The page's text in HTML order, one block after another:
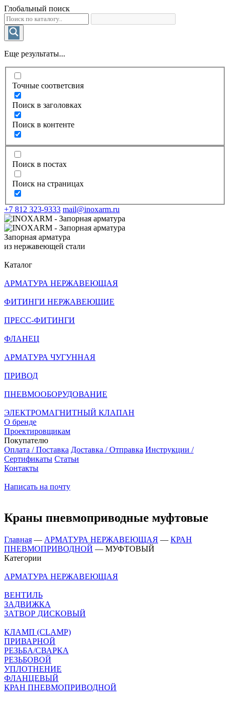
Глобальный поиск
Еще результаты...
Точные соответсвия
Поиск в заголовках
Поиск в контенте
Поиск в постах
Поиск на страницах
+7 812 323-9333 mail@inoxarm.ru
Запорная арматура
из нержавеющей стали
Каталог
АРМАТУРА НЕРЖАВЕЮЩАЯ
ФИТИНГИ НЕРЖАВЕЮЩИЕ
ПРЕСС-ФИТИНГИ
ФЛАНЕЦ
АРМАТУРА ЧУГУННАЯ
ПРИВОД
ПНЕВМООБОРУДОВАНИЕ
ЭЛЕКТРОМАГНИТНЫЙ КЛАПАН
О бренде
Проектировщикам
Покупателю
Оплата / Поставка Доставка / Отправка Инструкции /
Сертификаты Статьи
Контакты
Написать на почту
Краны пневмоприводные муфтовые
Главная — АРМАТУРА НЕРЖАВЕЮЩАЯ — КРАН
ПНЕВМОПРИВОДНОЙ — МУФТОВЫЙ
Категории
АРМАТУРА НЕРЖАВЕЮЩАЯ
ВЕНТИЛЬ
ЗАДВИЖКА
ЗАТВОР ДИСКОВЫЙ
КЛАМП (CLAMP)
ПРИВАРНОЙ
РЕЗЬБА/СВАРКА
РЕЗЬБОВОЙ
УПЛОТНЕНИЕ
ФЛАНЦЕВЫЙ
КРАН ПНЕВМОПРИВОДНОЙ